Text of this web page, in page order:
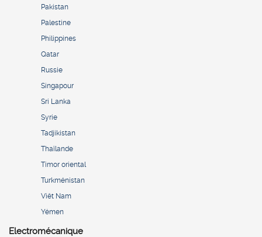
Pakistan
Palestine
Philippines
Qatar
Russie
Singapour
Sri Lanka
Syrie
Tadjikistan
Thaïlande
Timor oriental
Turkménistan
Viêt Nam
Yémen
Electromécanique